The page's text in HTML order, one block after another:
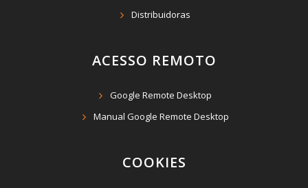
Distribuidoras
ACESSO REMOTO
Google Remote Desktop
Manual Google Remote Desktop
COOKIES